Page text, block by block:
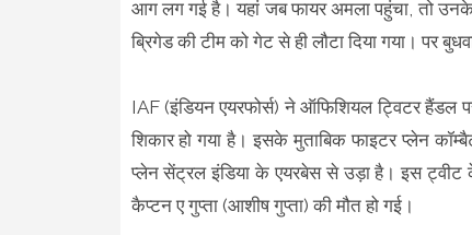
आग लग गई है। यहां जब फायर अमला पहुंचा, तो
ब्रिगेड की टीम को गेट से ही लौटा दिया गया। पर
IAF (इंडियन एयरफोर्स) ने ऑफिशियल ट्विटर हैंडल
शिकार हो गया है। इसके मुताबिक फाइटर प्लेन
प्लेन सेंट्रल इंडिया के एयरबेस से उड़ा है। इस ट्वीट
कैप्टन ए गुप्ता (आशीष गुप्ता) की मौत हो गई।